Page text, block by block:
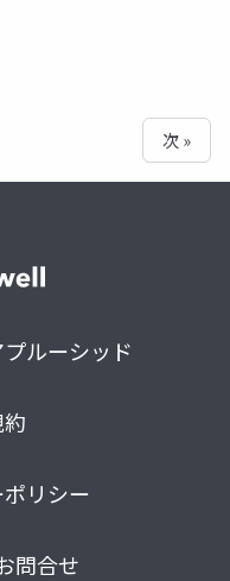
次 »
ルーシッド
リシー
問合せ